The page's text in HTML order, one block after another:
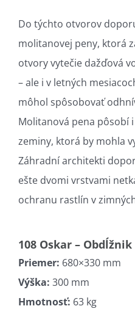
Do týchto otvorov
molitanovej peny, ktorá
otvory vytečie dažďová
– ale i v letných
môhol spôsobovať
Molitanová pena pôsobí
zeminy, ktorá by mohla
Záhradní architekti
ešte dvomi vrstvami
ochranu rastlín v
108 Oskar –
Priemer: 680×330 mm
Výška: 300 mm
Hmotnosť: 63 kg